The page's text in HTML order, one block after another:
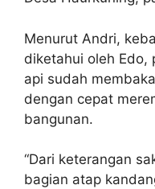
Menurut Andri,
diketahui oleh Edo,
api sudah
dengan cepat
bangunan.
“Dari keterangan
bagian atap